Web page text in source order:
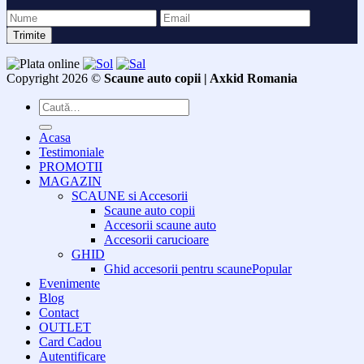
Copyright 2026 © Scaune auto copii | Axkid Romania
Caută
după:
Acasa
Testimoniale
PROMOTII
MAGAZIN
SCAUNE si Accesorii
Scaune auto copii
Accesorii scaune auto
Accesorii carucioare
GHID
Ghid accesorii pentru scaune
Evenimente
Blog
Contact
OUTLET
Card Cadou
Autentificare